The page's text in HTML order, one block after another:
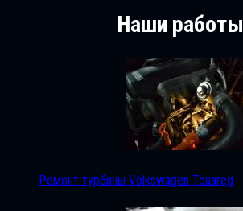
Наши работы
Ремонт турбины Volkswagen Touareg